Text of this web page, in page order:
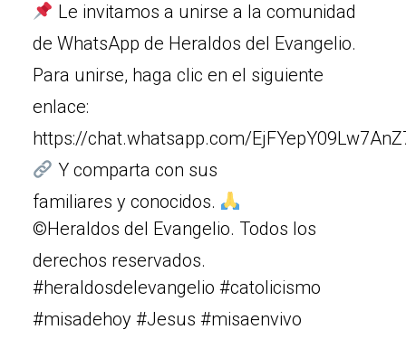
Le invitamos a unirse a la comunidad
de WhatsApp de Heraldos del Evangelio.
Para unirse, haga clic en el siguiente
enlace:
https://chat.whatsapp.com/
Y comparta con sus
familiares y conocidos.
©Heraldos del Evangelio. Todos los
derechos reservados.
#heraldosdelevangelio #catolicismo
#misadehoy #Jesus #misaenvivo